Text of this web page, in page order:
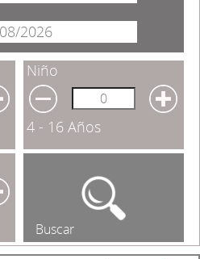
Niño
4 - 16 Años
Buscar